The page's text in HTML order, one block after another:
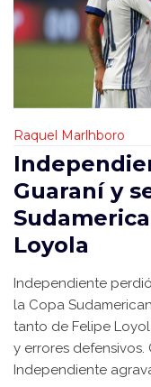
Raquel Marlhboro
Guaraní y
Loyola
Independiente
la Copa
tanto de Felipe
y errores defensivos.
Independiente